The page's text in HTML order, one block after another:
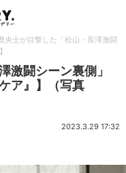
央士が目撃した「松山・長澤激闘
激闘シーン裏側」
ア』】（写真
2023.3.29 17:32